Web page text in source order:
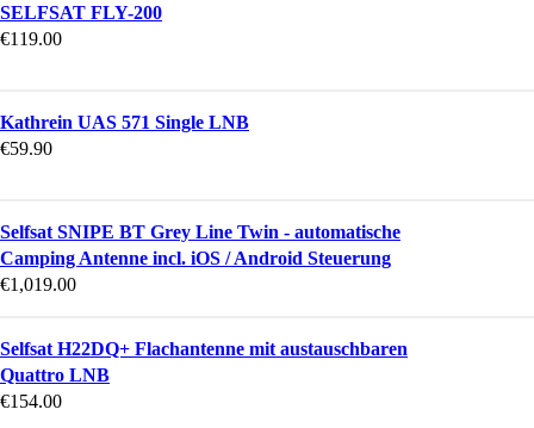
SELFSAT FLY-200
€119.00
Kathrein UAS 571 Single LNB
€59.90
Selfsat SNIPE BT Grey Line Twin - automatische
Camping Antenne incl. iOS / Android Steuerung
€1,019.00
Selfsat H22DQ+ Flachantenne mit austauschbaren
Quattro LNB
€154.00